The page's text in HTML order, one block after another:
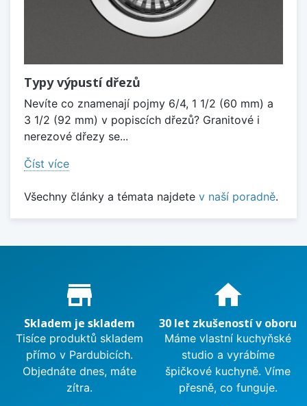
Typy výpustí dřezů
Nevíte co znamenají pojmy 6/4, 1 1/2 (60 mm) a
3 1/2 (92 mm) v popiscích dřezů? Granitové i
nerezové dřezy se...
Číst více
Všechny články a témata najdete v naší poradně.
Proč nakupovat u nás?
store_mall_directory
Skladem je skladem
Tisíce produktů skladem
přímo v Pardubicích.
Objednáte dnes, máte
zítra.
home
30 let zkušeností v oboru
Máme vlastní kuchyňské
studio a vyrábíme
špičkové kuchyně. Víme
přesně, co funguje.